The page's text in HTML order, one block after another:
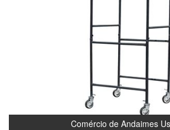
Comércio de Andaimes